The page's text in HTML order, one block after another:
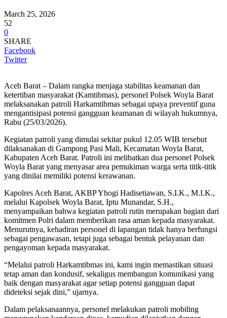
March 25, 2026
52
0
SHARE
Facebook
Twitter
Aceh Barat – Dalam rangka menjaga stabilitas keamanan dan
ketertiban masyarakat (Kamtibmas), personel Polsek Woyla Barat
melaksanakan patroli Harkamtibmas sebagai upaya preventif guna
mengantisipasi potensi gangguan keamanan di wilayah hukumnya,
Rabu (25/03/2026).
Kegiatan patroli yang dimulai sekitar pukul 12.05 WIB tersebut
dilaksanakan di Gampong Pasi Mali, Kecamatan Woyla Barat,
Kabupaten Aceh Barat. Patroli ini melibatkan dua personel Polsek
Woyla Barat yang menyasar area pemukiman warga serta titik-titik
yang dinilai memiliki potensi kerawanan.
Kapolres Aceh Barat, AKBP Yhogi Hadisetiawan, S.I.K., M.I.K.,
melalui Kapolsek Woyla Barat, Iptu Munandar, S.H.,
menyampaikan bahwa kegiatan patroli rutin merupakan bagian dari
komitmen Polri dalam memberikan rasa aman kepada masyarakat.
Menurutnya, kehadiran personel di lapangan tidak hanya berfungsi
sebagai pengawasan, tetapi juga sebagai bentuk pelayanan dan
pengayoman kepada masyarakat.
“Melalui patroli Harkamtibmas ini, kami ingin memastikan situasi
tetap aman dan kondusif, sekaligus membangun komunikasi yang
baik dengan masyarakat agar setiap potensi gangguan dapat
dideteksi sejak dini,” ujarnya.
Dalam pelaksanaannya, personel melakukan patroli mobiling